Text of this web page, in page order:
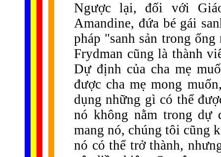
Ngược lại, đối với
Amandine, đứa bé gái
pháp "sanh sản trong
Frydman cũng là thành
Dự định của cha mẹ
được cha mẹ mong
dụng những gì có thể
nó không nằm trong dự
mang nó, chúng tôi cũng
nó có thể trở thành,